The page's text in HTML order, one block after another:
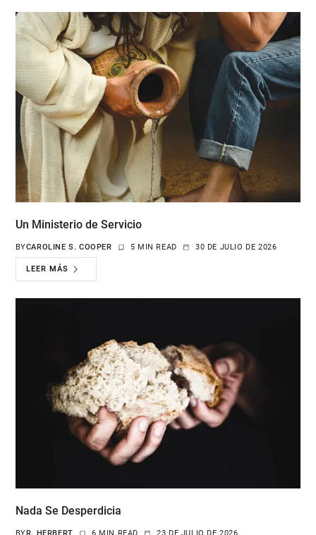
Un Ministerio de Servicio
BYCAROLINE S. COOPER 5 MIN READ 30 DE JULIO DE 2026
LEER MÁS
Nada Se Desperdicia
BYR. HERBERT 6 MIN READ 23 DE JULIO DE 2026